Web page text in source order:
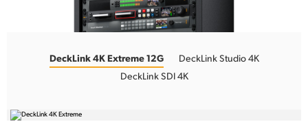
DeckLink 4K Extreme 12G
DeckLink Studio 4K
DeckLink SDI 4K